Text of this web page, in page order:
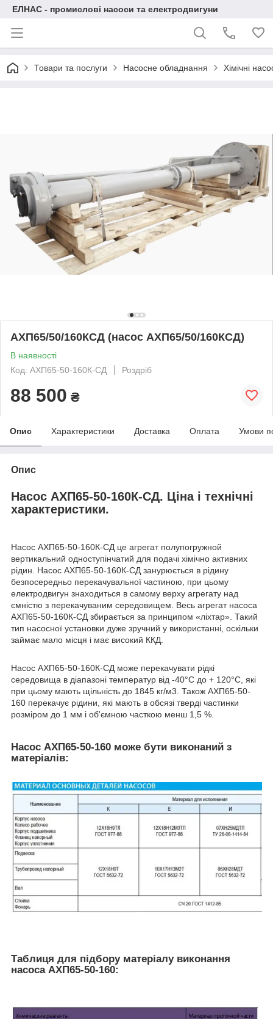
ЕЛНАС - промислові насоси та електродвигуни
Товари та послуги Насосне обладнання Хімічні
АХП65/50/160КСД (насос АХП65/50/160КСД)
В наявності
Код: АХП65-50-160К-СД
Роздріб
88 500 ₴
Опис Характеристики Доставка Оплата Умови
Опис
Насос АХП65-50-160К-СД. Ціна і технічні
характеристики.
Насос АХП65-50-160К-СД це агрегат полупогружной
вертикальний одноступінчатий для подачі хімічно активних
рідин. Насос АХП65-50-160К-СД занурюється в рідину
безпосередньо перекачувальної частиною, при цьому
електродвигун знаходиться в самому верху агрегату над
ємністю з перекачуваним середовищем. Весь агрегат насоса
АХП65-50-160К-СД збирається за принципом «ліхтар». Такий
тип насосної установки дуже зручний у використанні, оскільки
займає мало місця і має високий ККД.
Насос АХП65-50-160К-СД може перекачувати рідкі
середовища в діапазоні температур від -40°C до + 120°C, які
при цьому мають щільність до 1845 кг/м3. Також АХП65-50-
160 перекачує рідини, які мають в обсязі тверді частинки
розміром до 1 мм і об'ємною часткою менш 1,5 %.
Насос АХП65-50-160 може бути виконаний з
матеріалів:
Таблиця для підбору матеріалу виконання
насоса АХП65-50-160: